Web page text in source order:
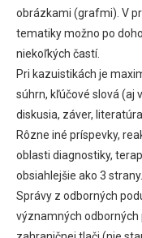
obrázkami (grafmi). V
tematiky možno po
niekoľkých častí.
Pri kazuistikách je
súhrn, kľúčové slová (aj
diskusia, záver, literatúra.
Rôzne iné príspevky,
oblasti diagnostiky,
obsiahlejšie ako 3 strany.
Správy z odborných
významných odborných